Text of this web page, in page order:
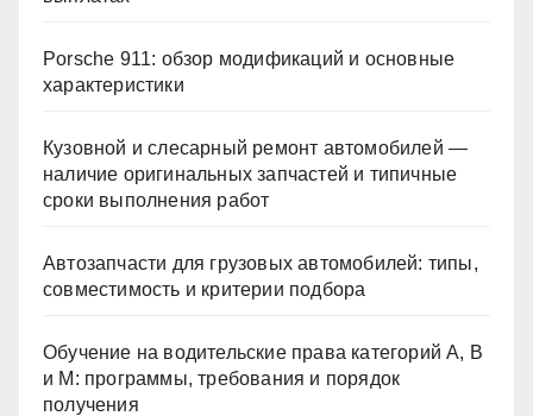
Porsche 911: обзор модификаций и основные
характеристики
Кузовной и слесарный ремонт автомобилей —
наличие оригинальных запчастей и типичные
сроки выполнения работ
Автозапчасти для грузовых автомобилей: типы,
совместимость и критерии подбора
Обучение на водительские права категорий A, B
и M: программы, требования и порядок
получения